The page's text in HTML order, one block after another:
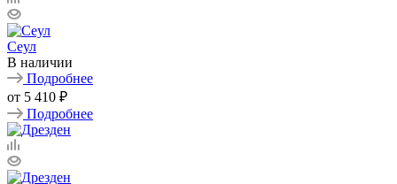
Сеул
В наличии
Подробнее
от 5 410 ₽
Подробнее